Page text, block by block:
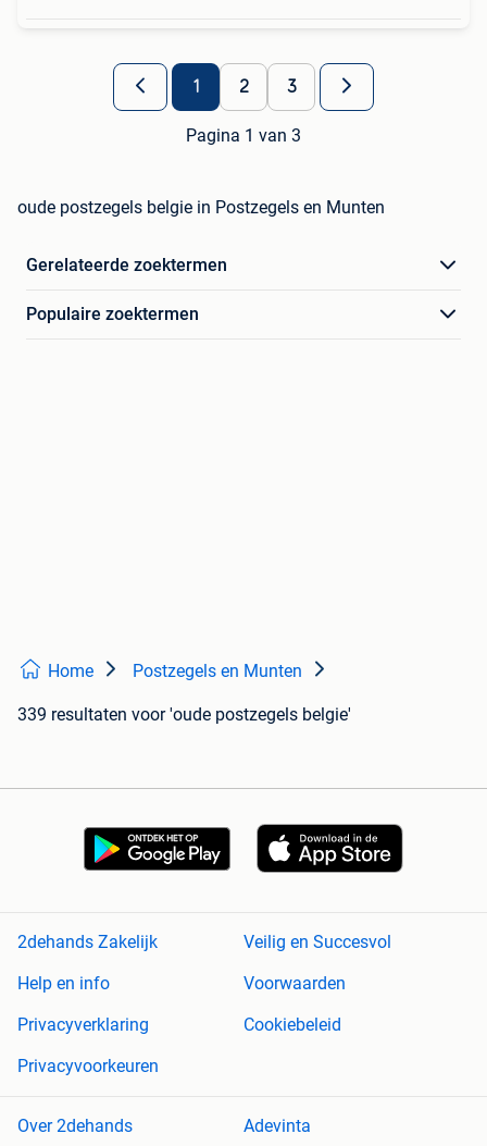
1 2 3
Pagina 1 van 3
oude postzegels belgie in Postzegels en Munten
Gerelateerde zoektermen
Populaire zoektermen
Home Postzegels en Munten
339 resultaten voor 'oude postzegels belgie'
2dehands Zakelijk
Veilig en Succesvol
Help en info
Voorwaarden
Privacyverklaring
Cookiebeleid
Privacyvoorkeuren
Over 2dehands Adevinta